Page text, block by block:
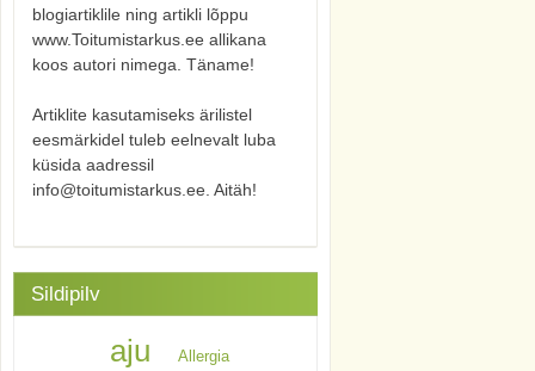
blogiartiklile ning artikli lõppu
www.Toitumistarkus.ee allikana
koos autori nimega. Täname!
Artiklite kasutamiseks ärilistel
eesmärkidel tuleb eelnevalt luba
küsida aadressil
info@toitumistarkus.ee. Aitäh!
Sildipilv
aju Allergia